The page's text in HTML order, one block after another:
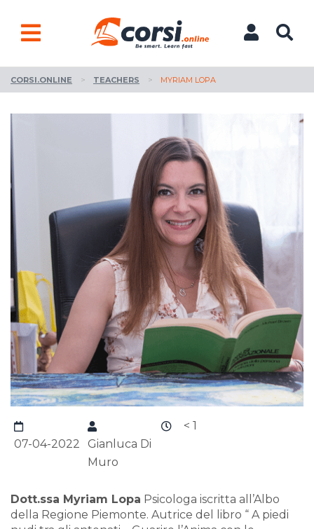
CORSI.ONLINE > TEACHERS > MYRIAM LOPA
07-04-2022
Gianluca Di
Muro
< 1
Dott.ssa Myriam Lopa Psicologa iscritta all’Albo
della Regione Piemonte. Autrice del libro “ A piedi